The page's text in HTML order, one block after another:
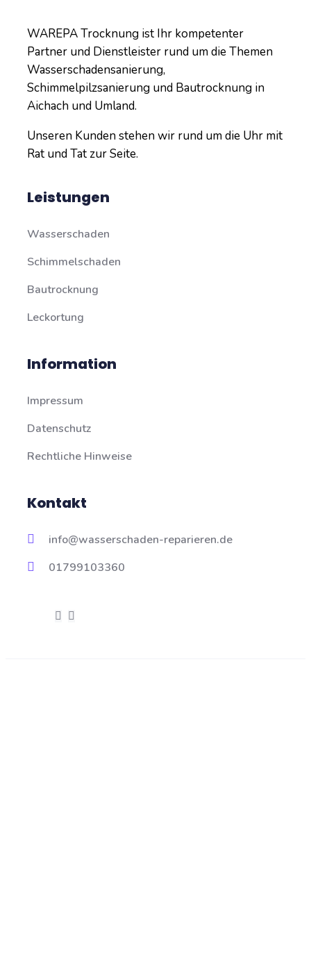
WAREPA Trocknung ist Ihr kompetenter
Partner und Dienstleister rund um die Themen
Wasserschadensanierung,
Schimmelpilzsanierung und Bautrocknung in
Aichach und Umland.
Unseren Kunden stehen wir rund um die Uhr mit
Rat und Tat zur Seite.
Leistungen
Wasserschaden
Schimmelschaden
Bautrocknung
Leckortung
Information
Impressum
Datenschutz
Rechtliche Hinweise
Kontakt
info@wasserschaden-reparieren.de
01799103360